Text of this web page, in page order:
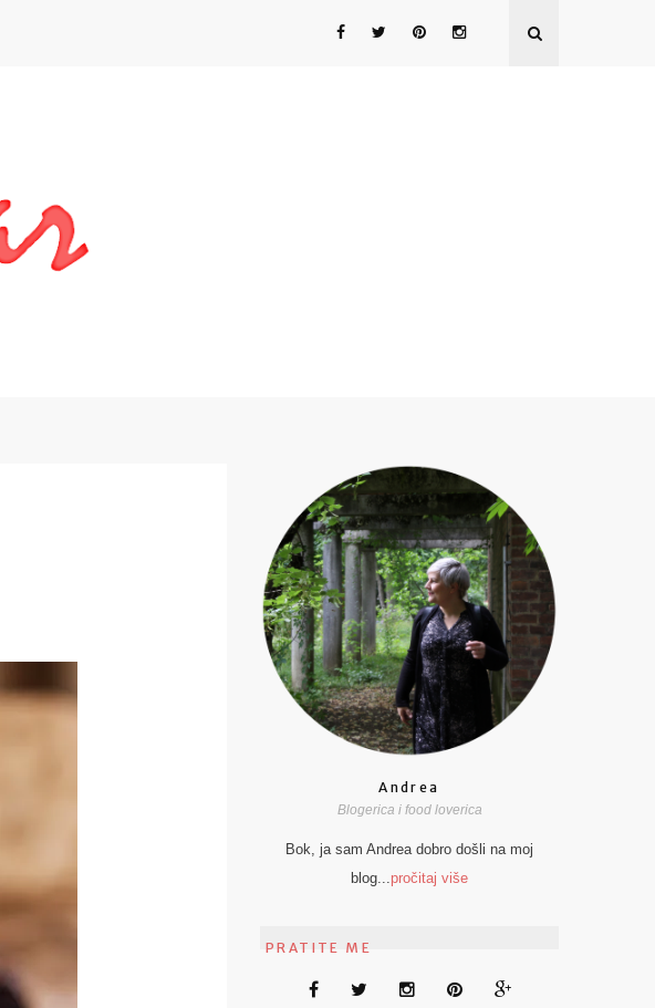
Andrea
Blogerica i food loverica
Bok, ja sam Andrea dobro došli na moj
blog... pročitaj više
PRATITE ME